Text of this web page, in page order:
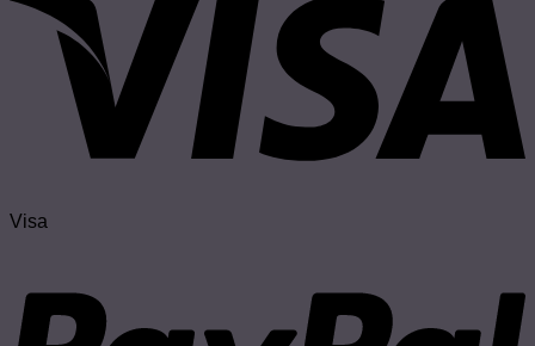
Visa